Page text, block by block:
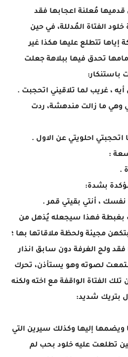
مُعلنة اعجابها فقد
الفتاة المُدللة، في حين
تتطلع عليها هكذا غير
تحدق فيها ببلاهة جعلت
باستنكار:
، غريب لما تلاقيني اتحجبت .
وهي ما زالت مندهشة، ردت
احلويتي عن الاول .
:
.
بشدة:
، أنتي بقيتي قمر .
بغبطة فهذا سيجعله يُذهل من
مجيئة ولحظة ملاقاتها بها ؛
ولج الغرفة دون سابق انذار
لصوته وهو يستأذن، تحرك
الفتاة الواقفة مع اخته ولكنه
بتريك شديد:
ويضمها إليها وكذلك سيرين التي
تطلعت عليه خلود بحب لم